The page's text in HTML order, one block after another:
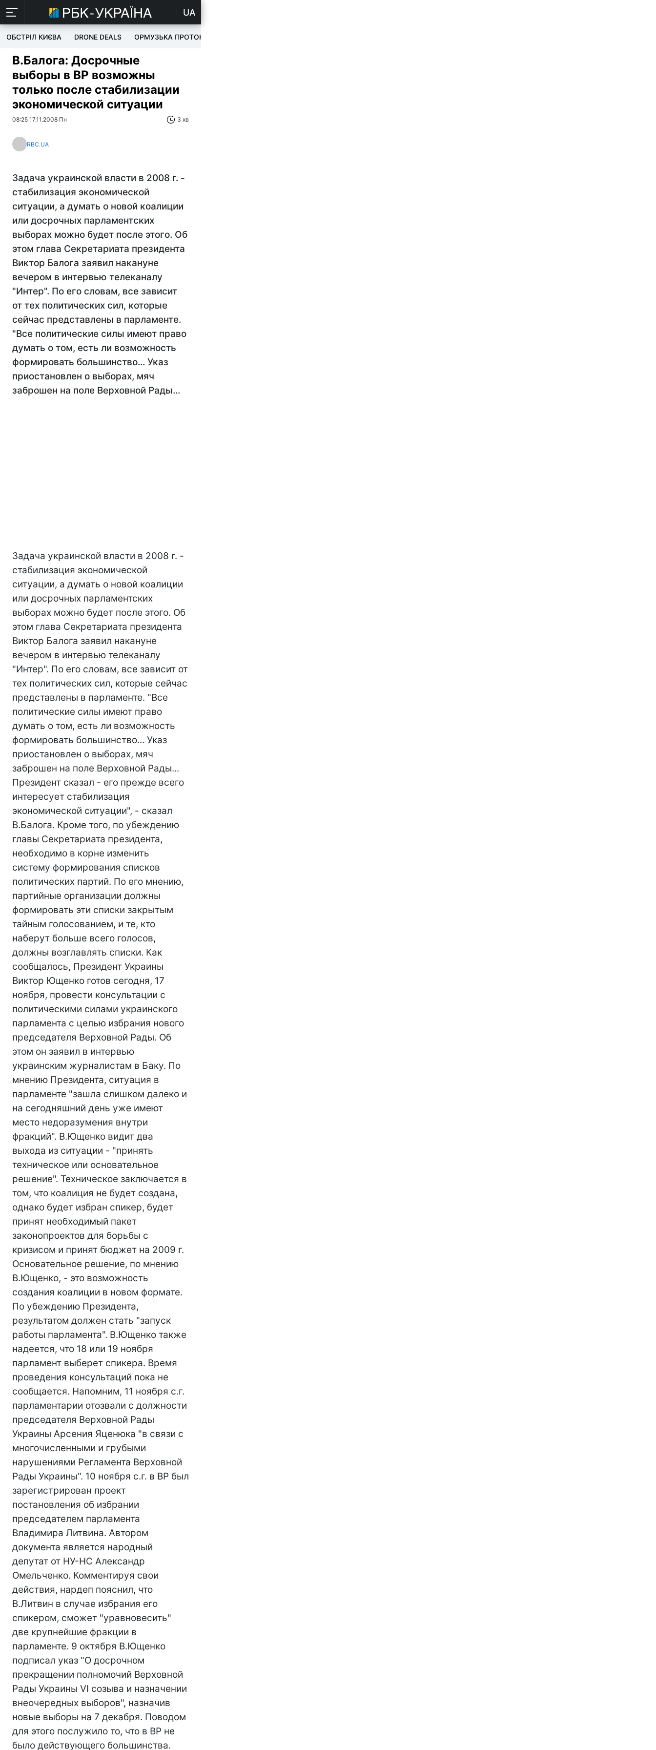
UA
ОБСТРІЛ КИЄВА DRONE DEALS ОРМУЗЬКА ПРОТОКА
В.Балога: Досрочные
выборы в ВР возможны
только после стабилизации
экономической ситуации
08:25 17.11.2008 Пн 3 хв
RBC.UA
Задача украинской власти в 2008 г. -
стабилизация экономической
ситуации, а думать о новой коалиции
или досрочных парламентских
выборах можно будет после этого. Об
этом глава Секретариата президента
Виктор Балога заявил накануне
вечером в интервью телеканалу
"Интер". По его словам, все зависит
от тех политических сил, которые
сейчас представлены в парламенте.
"Все политические силы имеют право
думать о том, есть ли возможность
формировать большинство... Указ
приостановлен о выборах, мяч
заброшен на поле Верховной Рады...
Задача украинской власти в 2008 г. -
стабилизация экономической
ситуации, а думать о новой коалиции
или досрочных парламентских
выборах можно будет после этого. Об
этом глава Секретариата президента
Виктор Балога заявил накануне
вечером в интервью телеканалу
"Интер". По его словам, все зависит от
тех политических сил, которые сейчас
представлены в парламенте. "Все
политические силы имеют право
думать о том, есть ли возможность
формировать большинство... Указ
приостановлен о выборах, мяч
заброшен на поле Верховной Рады...
Президент сказал - его прежде всего
интересует стабилизация
экономической ситуации", - сказал
В.Балога. Кроме того, по убеждению
главы Секретариата президента,
необходимо в корне изменить
систему формирования списков
политических партий. По его мнению,
партийные организации должны
формировать эти списки закрытым
тайным голосованием, и те, кто
наберут больше всего голосов,
должны возглавлять списки. Как
сообщалось, Президент Украины
Виктор Ющенко готов сегодня, 17
ноября, провести консультации с
политическими силами украинского
парламента с целью избрания нового
председателя Верховной Рады. Об
этом он заявил в интервью
украинским журналистам в Баку. По
мнению Президента, ситуация в
парламенте "зашла слишком далеко и
на сегодняшний день уже имеют
место недоразумения внутри
фракций". В.Ющенко видит два
выхода из ситуации - "принять
техническое или основательное
решение". Техническое заключается в
том, что коалиция не будет создана,
однако будет избран спикер, будет
принят необходимый пакет
законопроектов для борьбы с
кризисом и принят бюджет на 2009 г.
Основательное решение, по мнению
В.Ющенко, - это возможность
создания коалиции в новом формате.
По убеждению Президента,
результатом должен стать "запуск
работы парламента". В.Ющенко также
надеется, что 18 или 19 ноября
парламент выберет спикера. Время
проведения консультаций пока не
сообщается. Напомним, 11 ноября с.г.
парламентарии отозвали с должности
председателя Верховной Рады
Украины Арсения Яценюка "в связи с
многочисленными и грубыми
нарушениями Регламента Верховной
Рады Украины". 10 ноября с.г. в ВР был
зарегистрирован проект
постановления об избрании
председателем парламента
Владимира Литвина. Автором
документа является народный
депутат от НУ-НС Александр
Омельченко. Комментируя свои
действия, нардеп пояснил, что
В.Литвин в случае избрания его
спикером, сможет "уравновесить"
две крупнейшие фракции в
парламенте. 9 октября В.Ющенко
подписал указ "О досрочном
прекращении полномочий Верховной
Рады Украины VI созыва и назначении
внеочередных выборов", назначив
новые выборы на 7 декабря. Поводом
для этого послужило то, что в ВР не
было действующего большинства.